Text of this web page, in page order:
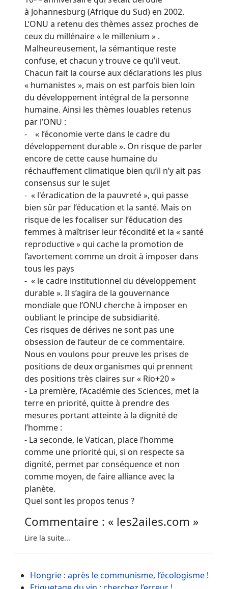
à Johannesburg (Afrique du Sud) en 2002.
L’ONU a retenu des thèmes assez proches de
ceux du millénaire « le millenium » .
Malheureusement, la sémantique reste
confuse, et chacun y trouve ce qu’il veut.
Chacun fait la course aux déclarations les plus
« humanistes », mais on est parfois bien loin
du développement intégral de la personne
humaine. Ainsi les thèmes louables retenus
par l’ONU :
- « l’économie verte dans le cadre du
développement durable ». On risque de parler
encore de cette cause humaine du
réchauffement climatique bien qu’il n’y ait pas
consensus sur le sujet
- « l'éradication de la pauvreté », qui passe
bien sûr par l’éducation et la santé. Mais on
risque de les focaliser sur l’éducation des
femmes à maîtriser leur fécondité et la « santé
reproductive » qui cache la promotion de
l’avortement comme un droit à imposer dans
tous les pays
- « le cadre institutionnel du développement
durable ». Il s’agira de la gouvernance
mondiale que l’ONU cherche à imposer en
oubliant le principe de subsidiarité.
Ces risques de dérives ne sont pas une
obsession de l’auteur de ce commentaire.
Nous en voulons pour preuve les prises de
positions de deux organismes qui prennent
des positions très claires sur « Rio+20 »
- La première, l’Académie des Sciences, met la
terre en priorité, quitte à prendre des
mesures portant atteinte à la dignité de
l’homme :
- La seconde, le Vatican, place l’homme
comme une priorité qui, si on respecte sa
dignité, permet par conséquence et non
comme moyen, de faire alliance avec la
planète.
Quel sont les propos tenus ?
Commentaire : « les2ailes.com »
Lire la suite...
Hongrie : après le communisme, l’écologisme !